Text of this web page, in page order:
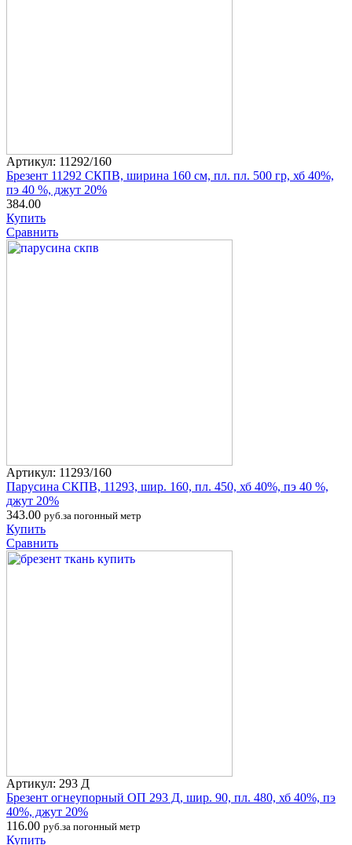
Артикул: 11292/160
Брезент 11292 СКПВ, ширина 160 см, пл. пл. 500 гр, хб 40%,
пэ 40 %, джут 20%
384.00
Купить
Сравнить
Артикул: 11293/160
Парусина СКПВ, 11293, шир. 160, пл. 450, хб 40%, пэ 40 %,
джут 20%
343.00 руб.за погонный метр
Купить
Сравнить
Артикул: 293 Д
Брезент огнеупорный ОП 293 Д, шир. 90, пл. 480, хб 40%, пэ
40%, джут 20%
116.00 руб.за погонный метр
Купить